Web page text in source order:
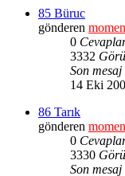
85 Büruc
gönderen
0
3332
Son mesaj
14 Eki
86 Tarık
gönderen
0
3330
Son mesaj